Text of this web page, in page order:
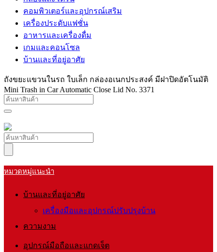
คอมพิวเตอร์และอุปกรณ์เสริม
เครื่องประดับแฟชั่น
อาหารและเครื่องดื่ม
เกมและคอนโซล
บ้านและที่อยู่อาศัย
ถังขยะแขวนในรถ ใบเล็ก กล่องอเนกประสงค์ มีฝาปิดอัตโนมัติ
Mini Trash in Car Automatic Close Lid No. 3371
หมวดหมู่แนะนำ
บ้านและที่อยู่อาศัย
เครื่องมือและอุปกรณ์ปรับปรุงบ้าน
ความงาม
อุปกรณ์มือถือและแกดเจ็ต